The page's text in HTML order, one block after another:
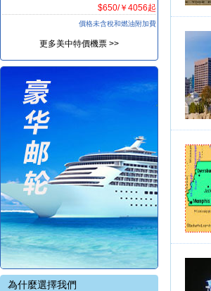
$650/￥4056起
價格未含稅和燃油附加費
更多美中特價機票 >>
為什麼選擇我們